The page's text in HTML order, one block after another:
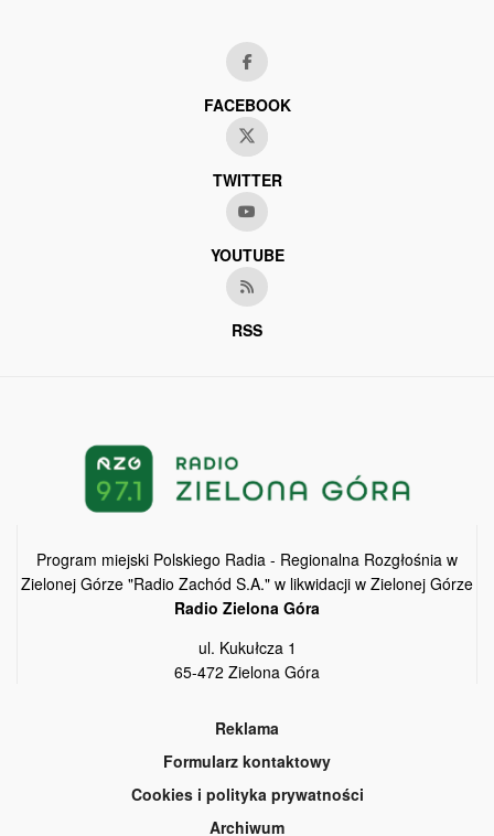
FACEBOOK
TWITTER
YOUTUBE
RSS
Program miejski Polskiego Radia - Regionalna Rozgłośnia w
Zielonej Górze "Radio Zachód S.A." w likwidacji w Zielonej Górze
Radio Zielona Góra
ul. Kukułcza 1
65-472 Zielona Góra
Reklama
Formularz kontaktowy
Cookies i polityka prywatności
Archiwum